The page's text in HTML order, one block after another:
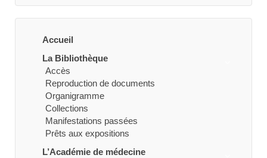
Accueil
La Bibliothèque
Accès
Reproduction de documents
Organigramme
Collections
Manifestations passées
Prêts aux expositions
L’Académie de médecine